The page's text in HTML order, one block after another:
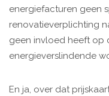
energiefacturen geen
renovatieverplichting
geen ­invloed heeft op
energieverslindende
En ja, over dat